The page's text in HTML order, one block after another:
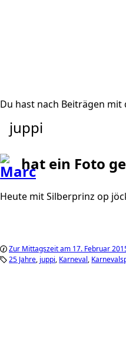
Du hast nach Beiträgen mit
juppi
hat ein Foto
Heute mit Silberprinz op
Zur Mittagszeit am 17. Februar
25 Jahre juppi Karneval